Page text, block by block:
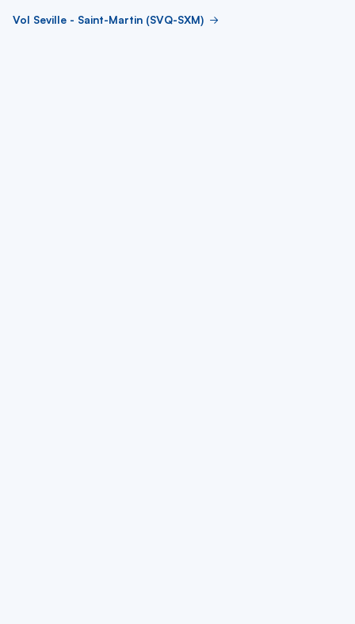
Vol Seville - Saint-Martin (SVQ-SXM)